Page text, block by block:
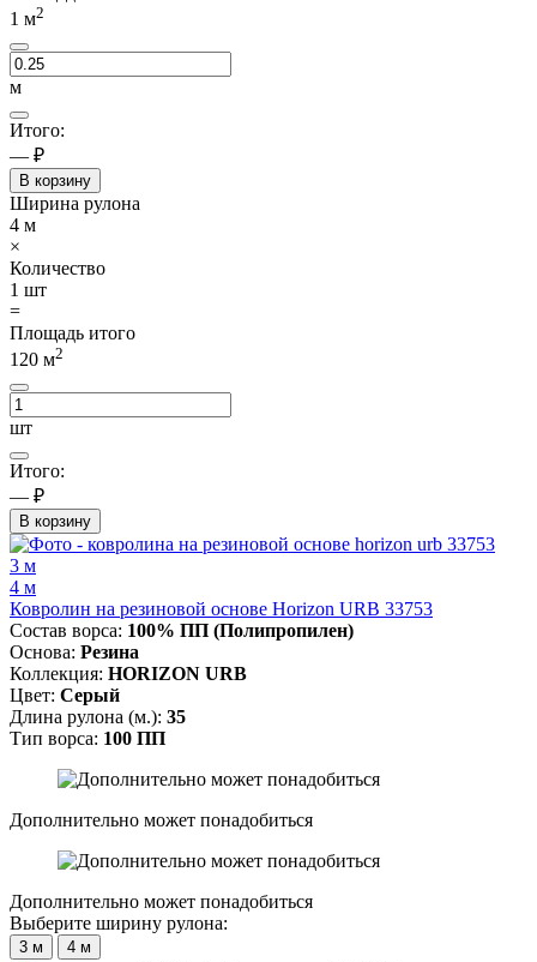
1 м2
м
Итого:
— ₽
В корзину
Ширина рулона
4 м
×
Количество
1 шт
=
Площадь итого
120 м2
шт
Итого:
— ₽
В корзину
3 м
4 м
Ковролин на резиновой основе Horizon URB 33753
Состав ворса: 100% ПП (Полипропилен)
Основа: Резина
Коллекция: HORIZON URB
Цвет: Серый
Длина рулона (м.): 35
Тип ворса: 100 ПП
Дополнительно может понадобиться
Дополнительно может понадобиться
Выберите ширину рулона:
3 м
4 м